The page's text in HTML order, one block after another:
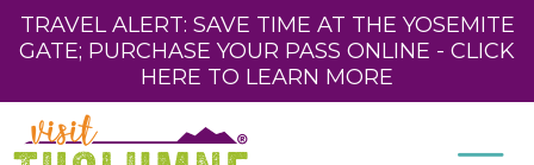
TRAVEL ALERT: SAVE TIME AT THE YOSEMITE
GATE; PURCHASE YOUR PASS ONLINE - CLICK
HERE TO LEARN MORE